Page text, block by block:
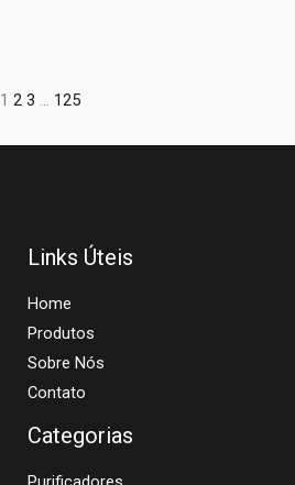
1 2 3 … 125
Links Úteis
Home
Produtos
Sobre Nós
Contato
Categorias